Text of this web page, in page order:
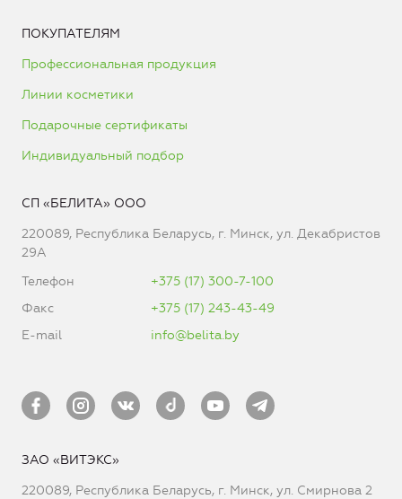
ПОКУПАТЕЛЯМ
Профессиональная продукция
Линии косметики
Подарочные сертификаты
Индивидуальный подбор
СП «БЕЛИТА» ООО
220089, Республика Беларусь, г. Минск, ул. Декабристов
29А
Телефон
+375 (17) 300-7-100
Факс
+375 (17) 243-43-49
E-mail
info@belita.by
ЗАО «ВИТЭКС»
220089, Республика Беларусь, г. Минск, ул. Смирнова 2